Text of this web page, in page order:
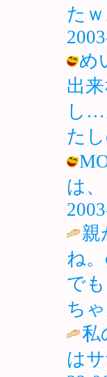
た
め
出
し…
た
は
親
ね
で
ち
私
は